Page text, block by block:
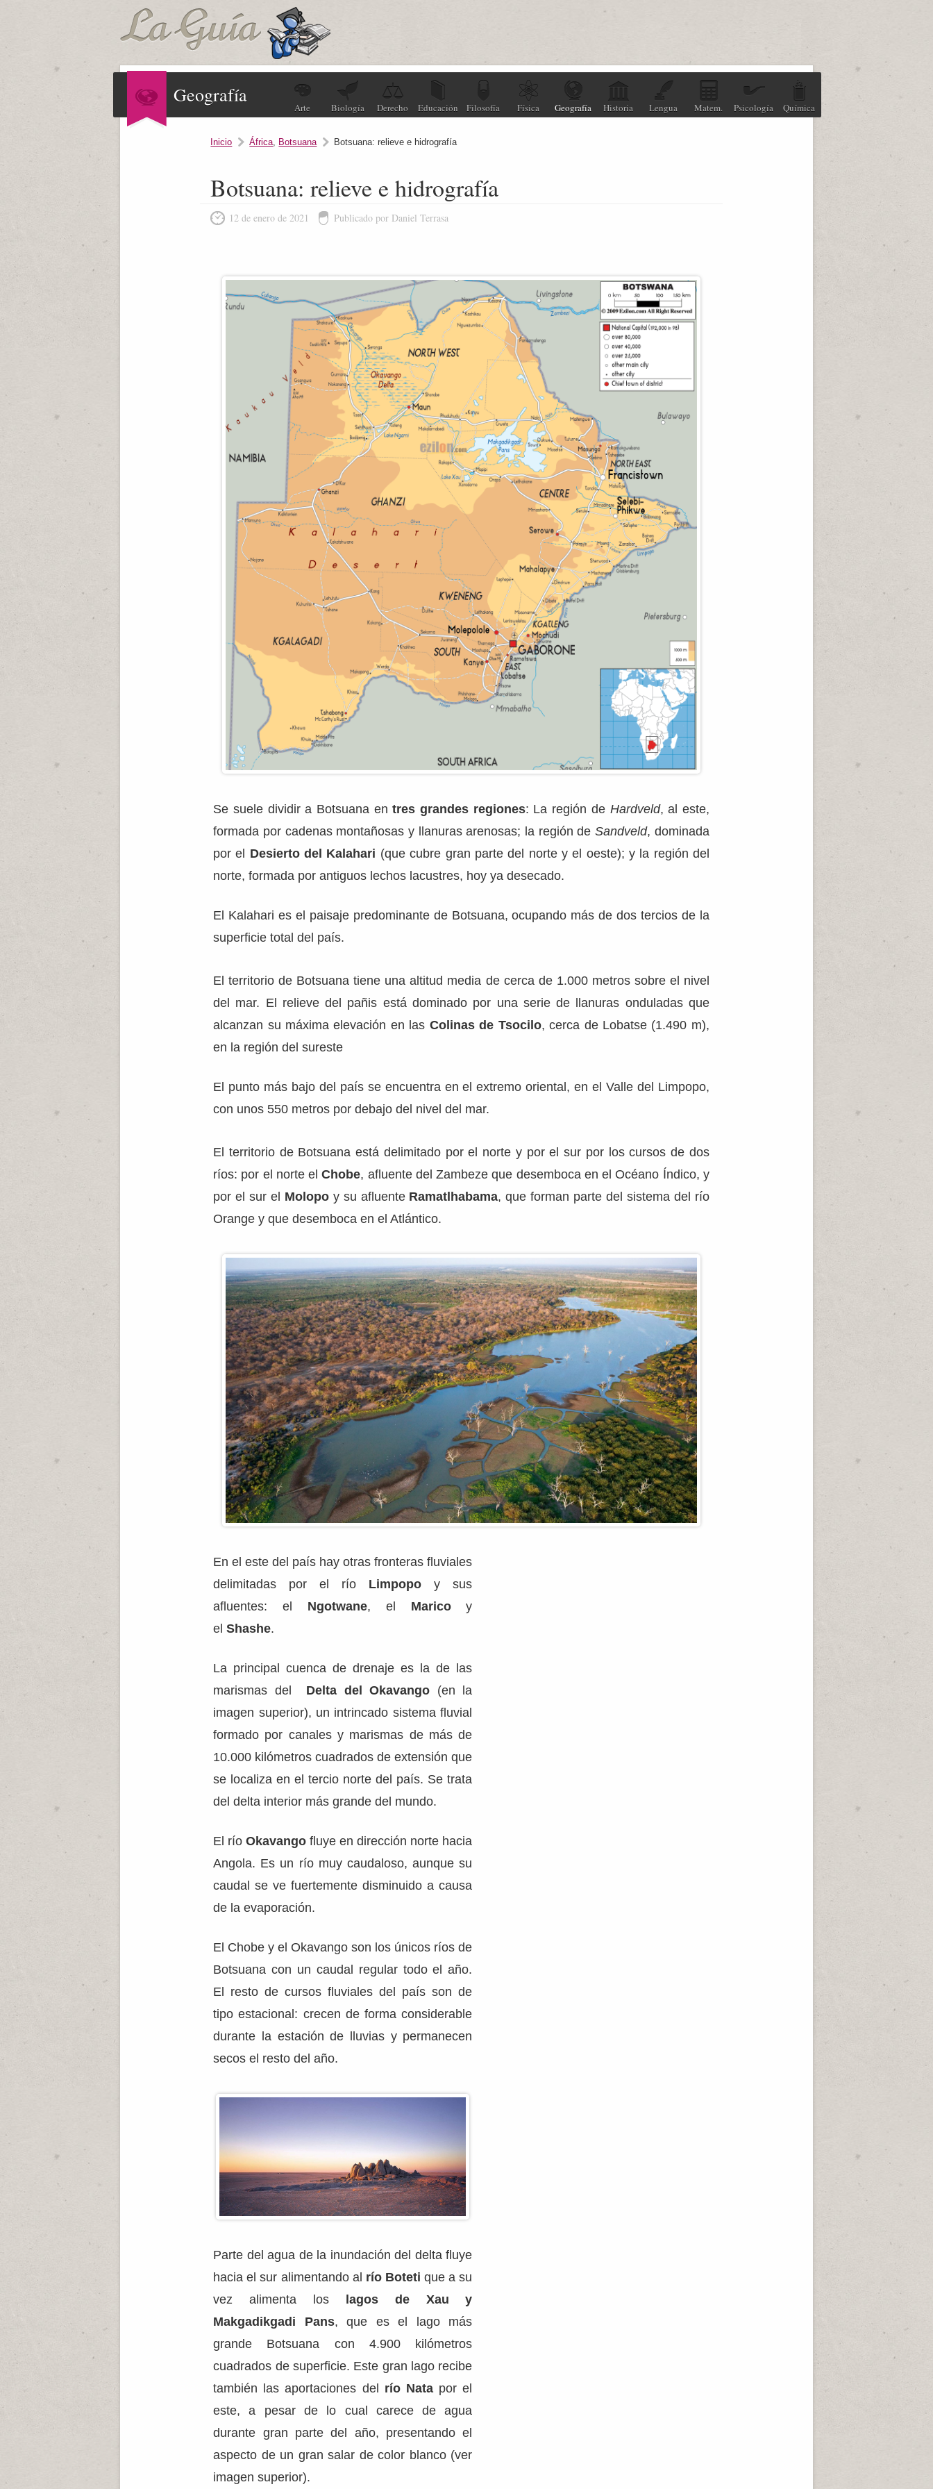
Geografía
Arte Biología Derecho Educación Filosofía Física Geografía Historia Lengua Matem. Psicología Química
Inicio África, Botsuana Botsuana: relieve e hidrografía
Botsuana: relieve e hidrografía
12 de enero de 2021 Publicado por Daniel Terrasa
Se suele dividir a Botsuana en tres grandes regiones: La región de Hardveld, al este,
formada por cadenas montañosas y llanuras arenosas; la región deSandveld, dominada
por el Desierto del Kalahari (que cubre gran parte del norte y el oeste); y la región del
norte, formada por antiguos lechos lacustres, hoy ya desecado.
El Kalahari es el paisaje predominante de Botsuana, ocupando más de dos tercios de la
superficie total del país.
El territorio de Botsuana tiene una altitud media de cerca de 1.000 metros sobre el nivel
del mar. El relieve del pañis está dominado por una serie de llanuras onduladas que
alcanzan su máxima elevación en las Colinas de Tsocilo, cerca de Lobatse (1.490 m),
en la región del sureste
El punto más bajo del país se encuentra en el extremo oriental, en el Valle del Limpopo,
con unos 550 metros por debajo del nivel del mar.
El territorio de Botsuana está delimitado por el norte y por el sur por los cursos de dos
ríos: por el norte elChobe, afluente del Zambeze que desemboca en el Océano Índico, y
por el sur el Molopoy su afluente Ramatlhabama, que forman parte del sistema del río
Orange y que desemboca en el Atlántico.
En el este del país hay otras fronteras fluviales
delimitadas por el río Limpopo y sus
afluentes: el Ngotwane, el Maricoy
elShashe.
La principal cuenca de drenaje es la de las
marismas del Delta del Okavango (en la
imagen superior), un intrincado sistema fluvial
formado por canales y marismas de más de
10.000 kilómetros cuadrados de extensión que
se localiza en el tercio norte del país. Se trata
del delta interior más grande del mundo.
El ríoOkavango fluye en dirección norte hacia
Angola. Es un río muy caudaloso, aunque su
caudal se ve fuertemente disminuido a causa
de la evaporación.
El Chobe y el Okavango son los únicos ríos de
Botsuana con un caudal regular todo el año.
El resto de cursos fluviales del país son de
tipo estacional: crecen de forma considerable
durante la estación de lluvias y permanecen
secos el resto del año.
Parte del agua de la inundación del delta fluye
hacia el sur alimentando al río Boteti que a su
vez alimenta loslagos de Xau y
Makgadikgadi Pans, que es el lago más
grande Botsuana con 4.900 kilómetros
cuadrados de superficie. Este gran lago recibe
también las aportaciones del río Nata por el
este, a pesar de lo cual carece de agua
durante gran parte del año, presentando el
aspecto de un gran salar de color blanco (ver
imagen superior).